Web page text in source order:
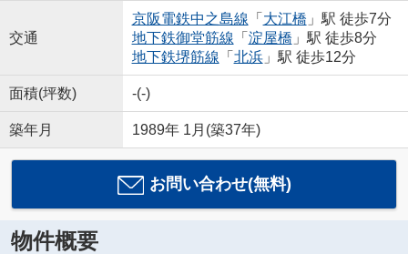
交通
京阪電鉄中之島線 「 大江橋 」駅 徒歩7分
地下鉄御堂筋線 「 淀屋橋 」駅 徒歩8分
地下鉄堺筋線 「 北浜」駅 徒歩12分
面積(坪数) -(-)
築年月 1989年 1月(築37年)
お問い合わせ(無料)
物件概要